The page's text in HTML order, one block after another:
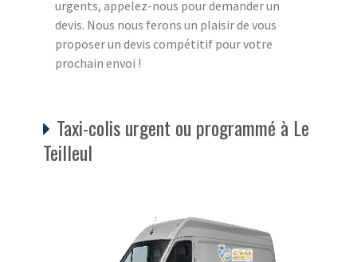
urgents, appelez-nous pour demander un
devis. Nous nous ferons un plaisir de vous
proposer un devis compétitif pour votre
prochain envoi !
Taxi-colis urgent ou programmé à Le
Teilleul